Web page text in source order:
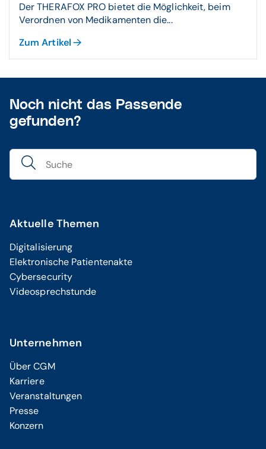
Der THERAFOX PRO bietet die Möglichkeit, beim
Verordnen von Medikamenten die...
Zum Artikel
Noch nicht das Passende
gefunden?
Aktuelle Themen
Digitalisierung
Elektronische Patientenakte
Cybersecurity
Videosprechstunde
Unternehmen
Über CGM
Karriere
Veranstaltungen
Presse
Konzern